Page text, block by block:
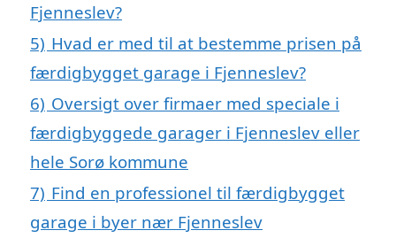
Fjenneslev?
5) Hvad er med til at bestemme prisen på
færdigbygget garage i Fjenneslev?
6) Oversigt over firmaer med speciale i
færdigbyggede garager i Fjenneslev eller
hele Sorø kommune
7) Find en professionel til færdigbygget
garage i byer nær Fjenneslev